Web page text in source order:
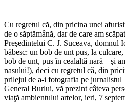
Cu regretul că, din pricina unei
de o săptămână, dar de care am
Preşedintelui C. J. Suceava, domnul
băbesc: un bob de unt pus, la
bob de unt, pus în cealaltă nară – şi
nasului!), deci cu regretul că, din
prilejul de a-i fotografia pe jurnalistul
General Burlui, vă prezint câteva
viaţă ambientului artelor, ieri, 7